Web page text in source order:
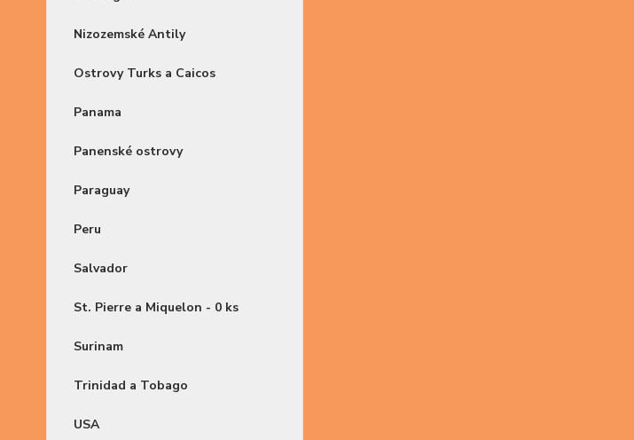
Nizozemské Antily
Ostrovy Turks a Caicos
Panama
Panenské ostrovy
Paraguay
Peru
Salvador
St. Pierre a Miquelon - 0 ks
Surinam
Trinidad a Tobago
USA